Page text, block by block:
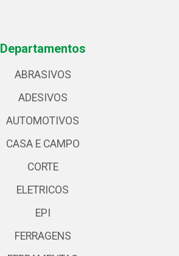
Departamentos
ABRASIVOS
ADESIVOS
AUTOMOTIVOS
CASA E CAMPO
CORTE
ELETRICOS
EPI
FERRAGENS